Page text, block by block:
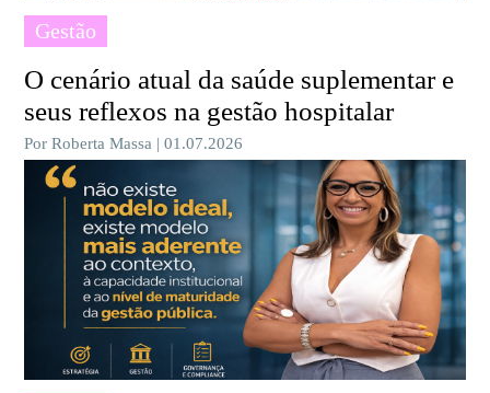
Gestão
O cenário atual da saúde suplementar e
seus reflexos na gestão hospitalar
Por Roberta Massa | 01.07.2026